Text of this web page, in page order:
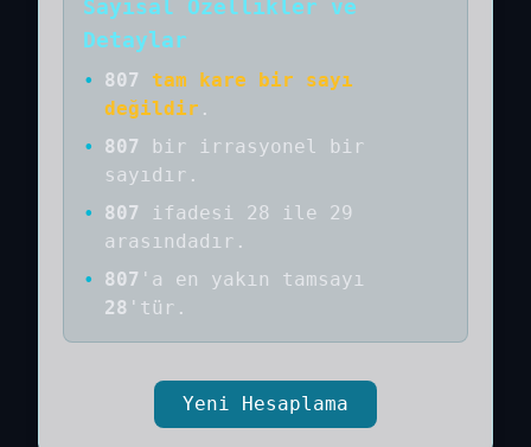
Sayısal Özellikler ve
Detaylar
• 807
tam kare bir sayı
değildir .
•
807 bir
irrasyonel bir
sayıdır .
•
807
ifadesi 28 ile 29
arasındadır.
•
807 'a en yakın tamsayı
28 'tür.
Yeni Hesaplama